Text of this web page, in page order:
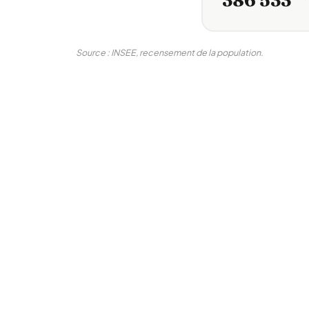
Source : INSEE, recensement de la population.